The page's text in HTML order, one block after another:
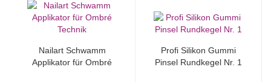
Nailart Schwamm
Applikator für Ombré
Profi Silikon Gummi
Pinsel Rundkegel Nr. 1